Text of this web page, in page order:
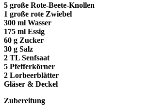
5 große Rote-Beete-Knollen
1 große rote Zwiebel
300 ml Wasser
175 ml Essig
60 g Zucker
30 g Salz
2 TL Senfsaat
5 Pfefferkörner
2 Lorbeerblätter
Gläser & Deckel
Zubereitung